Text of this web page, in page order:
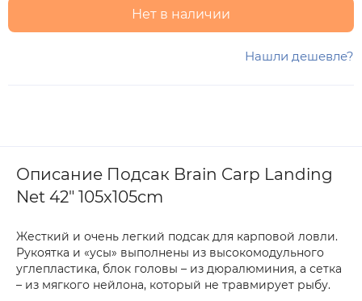
Нет в наличии
Нашли дешевле?
Описание Подсак Brain Carp Landing
Net 42" 105x105cm
Жесткий и очень легкий подсак для карповой ловли.
Рукоятка и «усы» выполнены из высокомодульного
углепластика, блок головы – из дюралюминия, а сетка
– из мягкого нейлона, который не травмирует рыбу.